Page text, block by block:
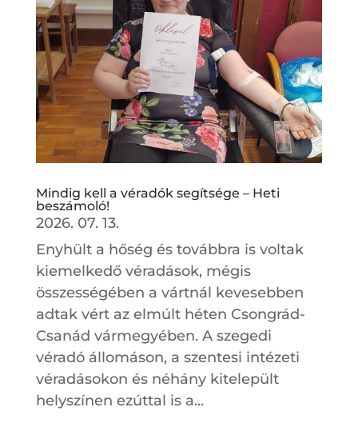
Mindig kell a véradók segítsége – Heti
beszámoló!
2026. 07. 13.
Enyhült a hőség és továbbra is voltak
kiemelkedő véradások, mégis
összességében a vártnál kevesebben
adtak vért az elmúlt héten Csongrád-
Csanád vármegyében. A szegedi
véradó állomáson, a szentesi intézeti
véradásokon és néhány kitelepült
helyszínen ezúttal is a...